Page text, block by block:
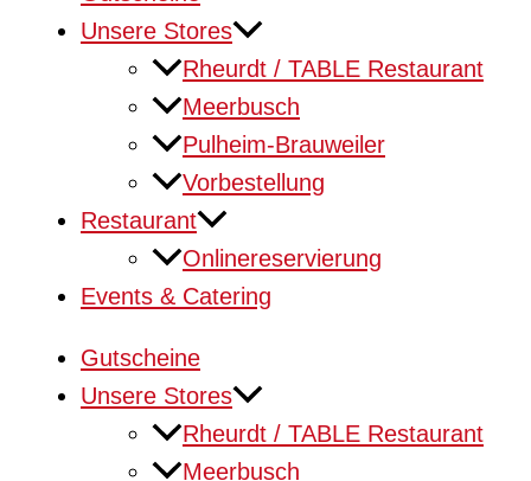
Unsere Stores
Rheurdt / TABLE Restaurant
Meerbusch
Pulheim-Brauweiler
Vorbestellung
Restaurant
Onlinereservierung
Events & Catering
Gutscheine
Unsere Stores
Rheurdt / TABLE Restaurant
Meerbusch